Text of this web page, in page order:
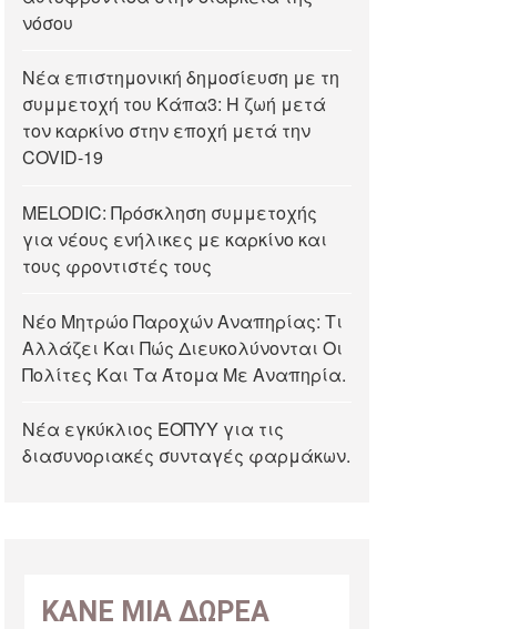
νόσου
Νέα επιστημονική δημοσίευση με τη
συμμετοχή του Κάπα3: Η ζωή μετά
τον καρκίνο στην εποχή μετά την
COVID-19
MELODIC: Πρόσκληση συμμετοχής
για νέους ενήλικες με καρκίνο και
τους φροντιστές τους
Νέο Μητρώο Παροχών Αναπηρίας: Τι
Αλλάζει Και Πώς Διευκολύνονται Οι
Πολίτες Και Τα Άτομα Με Αναπηρία.
Νέα εγκύκλιος ΕΟΠΥΥ για τις
διασυνοριακές συνταγές φαρμάκων.
ΚΑΝΕ ΜΙΑ ΔΩΡΕΑ